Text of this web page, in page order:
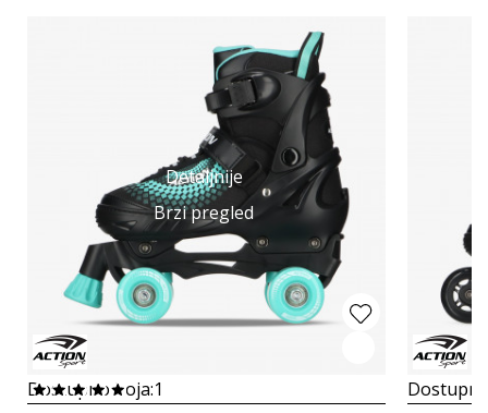
Detaljnije
Brzi pregled
Dostupno boja:1